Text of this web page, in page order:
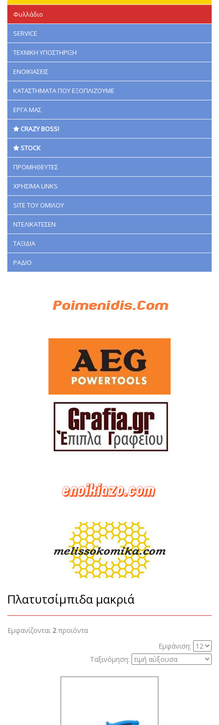
Φυλλάδιο
SERVICE
ΤΕΧΝΙΚΗ ΥΠΟΣΤΗΡΙΞΗ
ΕΝΟΙΚΙΑΣΕΙΣ
ΚΑΤΑΣΤΗΜΑΤΑ ΠΟΥ ΕΞΟΠΛΙΖΟΥΜΕ
ΕΡΓΑ ΜΑΣ
CRAZY BOSS!
STOCK
ΠΡΟΜΗΘΕΥΤΕΣ
ΧΡΗΣΙΜΑ LINKS
SITE ΤΟΥ ΟΜΙΛΟΥ
ΝΤΕΛΙΚΑΤΕΣΕΝ
ΤΑΞΙΔΙΑ
ΡΑΔΙΟ
Πλατυτσίμπιδα μακριά
Εμφανίζονται 2προϊόντα
Εμφάνιση:
Ταξινόμηση: